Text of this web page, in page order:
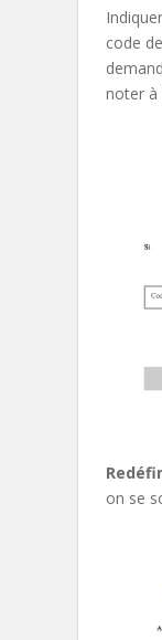
code
noter à
on se